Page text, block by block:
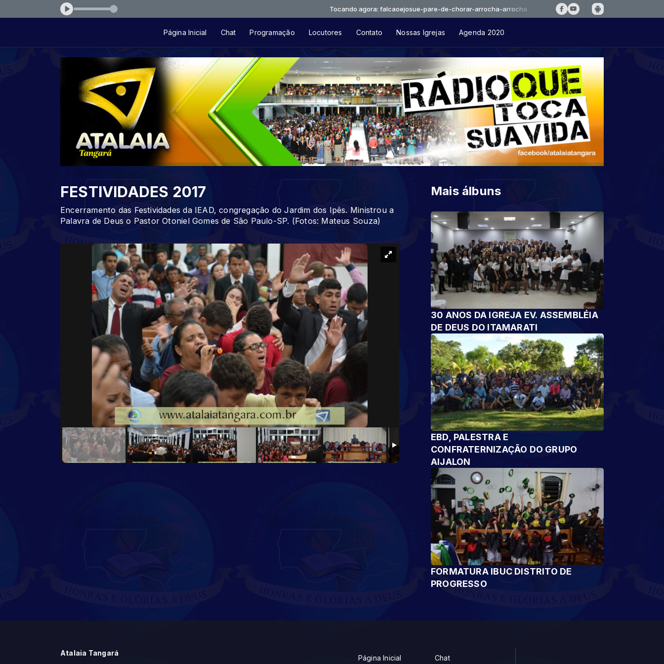
chorar-arrocha-arrocha Tocando agora: falcaoejosue-pare-de-chorar-arrocha-arrocha
Página Inicial Chat Programação Locutores Contato Nossas Igrejas Agenda 2020
FESTIVIDADES 2017
Encerramento das Festividades da IEAD, congregação do Jardim dos Ipês. Ministrou a
Palavra de Deus o Pastor Otoniel Gomes de São Paulo-SP. (Fotos: Mateus Souza)
Mais álbuns
30 ANOS DA IGREJA EV. ASSEMBLÉIA
DE DEUS DO ITAMARATI
EBD, PALESTRA E
CONFRATERNIZAÇÃO DO GRUPO
AIJALON
FORMATURA IBUC DISTRITO DE
PROGRESSO
Atalaia Tangará
Página Inicial Chat